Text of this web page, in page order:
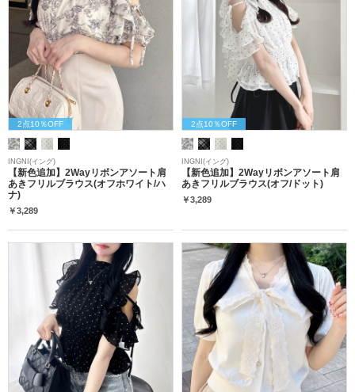
2点10％OFF
INGNI(イング)
【新色追加】2Wayリボンアソート肩
あきフリルブラウス(オフホワイト/ハ
ナ)
￥3,289
2点10％OFF
INGNI(イング)
【新色追加】2Wayリボンアソート肩
あきフリルブラウス(オフ/ドット)
￥3,289